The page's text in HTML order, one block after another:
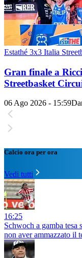
Estathé 3x3 Italia
Gran finale a
Streetbasket
06 Ago 2026 - 15:59
Calcio ora per ora
Vedi tutti
16:25
Schwoch a gamba tesa
non aver ammazzato il